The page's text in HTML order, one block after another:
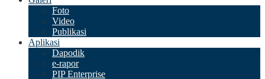
Foto
Video
Publikasi
Aplikasi
Dapodik
e-rapor
PIP Enterprise